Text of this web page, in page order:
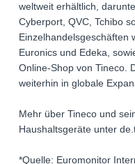
weltweit erhältlich,
Cyberport, QVC, Tchibo
Einzelhandelsgeschäften
Euronics und Edeka,
Online-Shop von Tineco.
weiterhin in globale
Mehr über Tineco und
Haushaltsgeräte unter
*Quelle: Euromonitor